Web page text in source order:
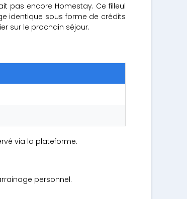
pas encore Homestay. Ce filleul
identique sous forme de crédits
sur le prochain séjour.
via la plateforme.
personnel.